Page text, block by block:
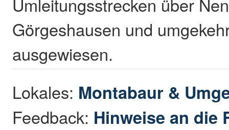
Umleitungsstrecken über
Görgeshausen und
ausgewiesen.
Lokales: Montabaur &
Feedback: Hinweise an die